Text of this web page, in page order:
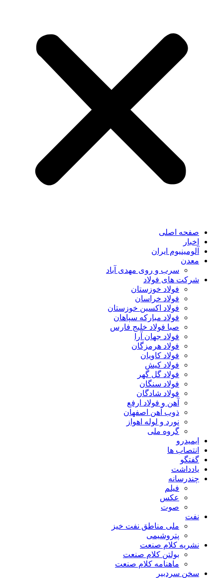
صفحه اصلی
اخبار
آلومینیوم ایران
معدن
سرب و روی مهدی آباد
شرکت های فولاد
فولاد خوزستان
فولاد خراسان
فولاد اکسین خوزستان
فولاد مبارکه سپاهان
صبا فولاد خلیج فارس
فولاد جهان آرا
فولاد هرمزگان
فولاد کاویان
فولاد کیش
فولاد گل گهر
فولاد سنگان
فولاد شادگان
آهن و فولاد ارفع
ذوب آهن اصفهان
نورد و لوله اهواز
گروه ملی
ایمیدرو
انتصاب ها
گفتگو
یادداشت
چندرسانه
فیلم
عکس
صوت
نفت
ملی مناطق نفت خیز
پتروشیمی
نشریه کلام صنعت
بولتن کلام صنعت
ماهنامه کلام صنعت
سخن سردبیر